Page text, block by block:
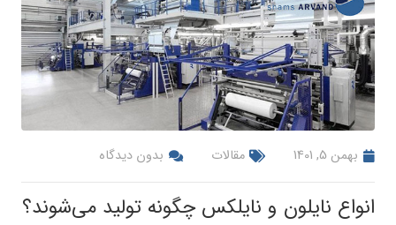
بهمن 5, 1401 مقالات بدون دیدگاه
انواع نایلون و نایلکس چگونه تولید می‌شوند؟